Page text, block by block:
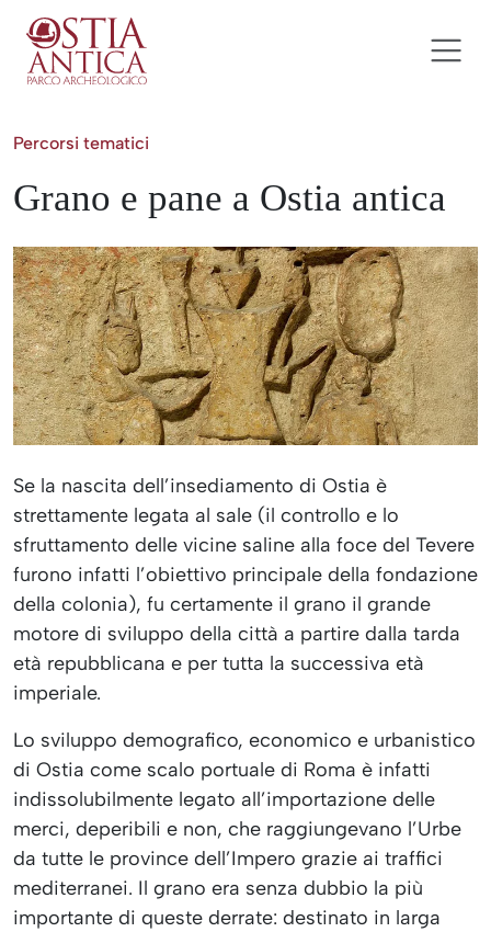
Salta al contenuto
Navigazione principale
Ostia Antica Parco
Percorsi tematici
Grano e pane a Ostia antica
Se la nascita dell’insediamento di Ostia è
strettamente legata al sale (il controllo e lo
sfruttamento delle vicine saline alla foce del Tevere
furono infatti l’obiettivo principale della fondazione
della colonia), fu certamente il grano il grande
motore di sviluppo della città a partire dalla tarda
età repubblicana e per tutta la successiva età
imperiale.
Lo sviluppo demografico, economico e urbanistico
di Ostia come scalo portuale di Roma è infatti
indissolubilmente legato all’importazione delle
merci, deperibili e non, che raggiungevano l’Urbe
da tutte le province dell’Impero grazie ai traffici
mediterranei. Il grano era senza dubbio la più
importante di queste derrate: destinato in larga